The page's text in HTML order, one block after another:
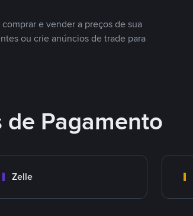
e vender a preços de sua
ou crie anúncios de trade para
Pagamento
Zelle